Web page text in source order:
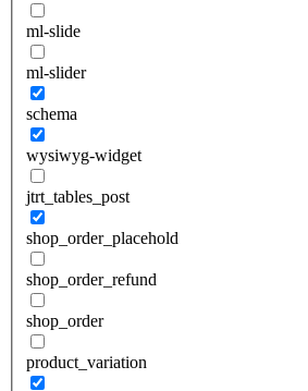
ml-slide
ml-slider
schema
wysiwyg-widget
jtrt_tables_post
shop_order_placehold
shop_order_refund
shop_order
product_variation